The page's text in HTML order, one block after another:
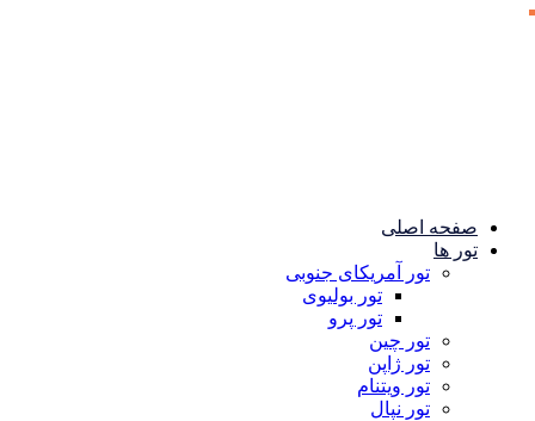
صفحه اصلی
تور ها
تور آمریکای جنوبی
تور بولیوی
تور پرو
تور چین
تور ژاپن
تور ویتنام
تور نپال